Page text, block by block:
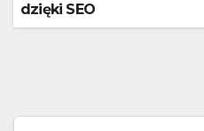
dzięki SEO